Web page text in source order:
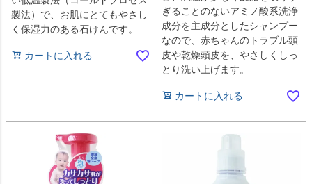
製法）で、お肌にとてもやさし
く保湿力のある石けんです。
カートに入れる
ぎることのないアミノ酸系洗浄
成分を主成分としたシャンプー
なので、赤ちゃんのトラブル頭
皮や乾燥頭皮を、やさしくしっ
とり洗い上げます。
カートに入れる